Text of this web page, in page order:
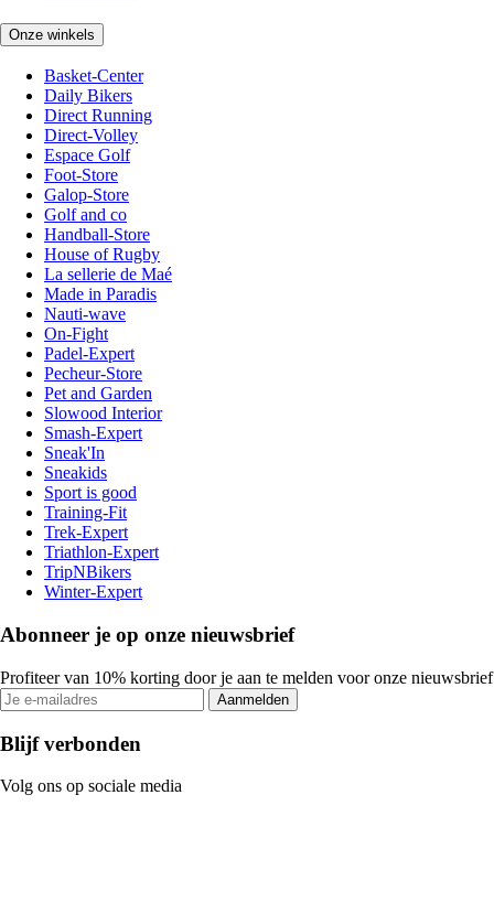
Onze winkels
Basket-Center
Daily Bikers
Direct Running
Direct-Volley
Espace Golf
Foot-Store
Galop-Store
Golf and co
Handball-Store
House of Rugby
La sellerie de Maé
Made in Paradis
Nauti-wave
On-Fight
Padel-Expert
Pecheur-Store
Pet and Garden
Slowood Interior
Smash-Expert
Sneak'In
Sneakids
Sport is good
Training-Fit
Trek-Expert
Triathlon-Expert
TripNBikers
Winter-Expert
Abonneer je op onze nieuwsbrief
Profiteer van 10% korting door je aan te melden voor onze nieuwsbrief
Aanmelden
Blijf verbonden
Volg ons op sociale media